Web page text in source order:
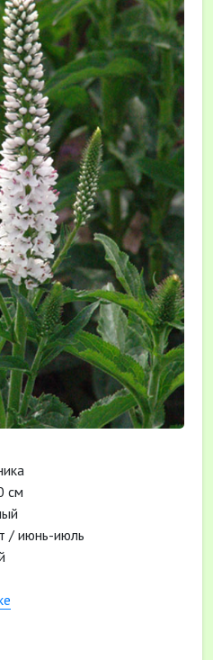
см
/ июнь-июль